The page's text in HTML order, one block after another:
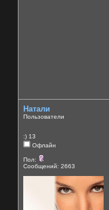
Натали
Пользователи
:) 13
Офлайн
Пол:
Сообщений: 2663